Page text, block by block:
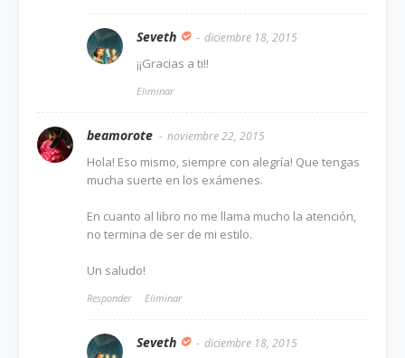
Seveth diciembre 18, 2015
¡¡Gracias a ti!!
Eliminar
beamorote noviembre 22, 2015
Hola! Eso mismo, siempre con alegría! Que tengas
mucha suerte en los exámenes.
En cuanto al libro no me llama mucho la atención,
no termina de ser de mi estilo.
Un saludo!
Responder Eliminar
Seveth diciembre 18, 2015